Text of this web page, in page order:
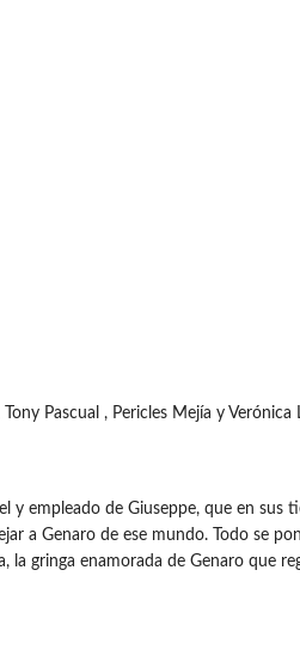
Pascual , Pericles Mejía y Verónica
de Giuseppe, que en sus
a Genaro de ese mundo. Todo se
gringa enamorada de Genaro que